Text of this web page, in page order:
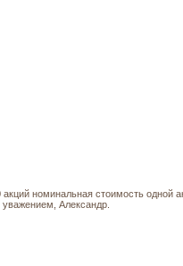
номинальная стоимость одной
Александр.